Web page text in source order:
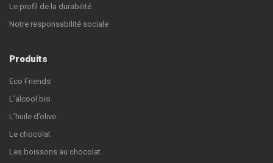
Le profil de la durabilité
Notre responsabilité sociale
Produits
Eco Friends
L’alcool bio
L’huile d’olive
Le chocolat
Les boissons au chocolat